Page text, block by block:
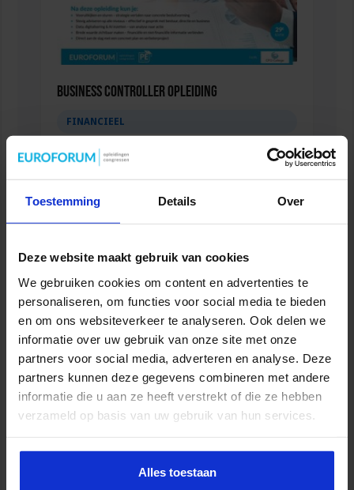
Toestemming Details Over
Deze website maakt gebruik van cookies
We gebruiken cookies om content en advertenties te
personaliseren, om functies voor social media te bieden
en om ons websiteverkeer te analyseren. Ook delen we
informatie over uw gebruik van onze site met onze
partners voor social media, adverteren en analyse. Deze
partners kunnen deze gegevens combineren met andere
informatie die u aan ze heeft verstrekt of die ze hebben
verzameld op basis van uw gebruik van hun services.
Alles toestaan
Business Controller Opleiding
FINANCIEEL
Opleiding Controller in de Zorg
FINANCIEEL